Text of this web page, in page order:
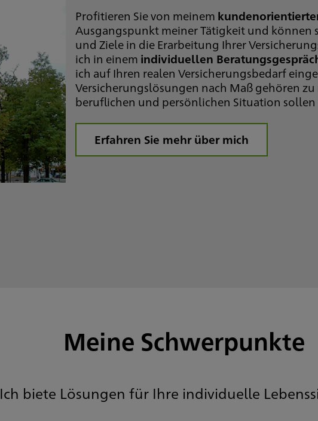
Profitieren Sie von meinem
Ausgangspunkt meiner Tätigkeit und können
und Ziele in die Erarbeitung Ihrer
ich in einem individuellen
ich auf Ihren realen Versicherungsbedarf
Versicherungslösungen nach Maß gehören
beruflichen und persönlichen Situation sollen
Erfahren Sie mehr über mich
Meine Schwerpunkte
Ich biete Lösungen für Ihre individuelle